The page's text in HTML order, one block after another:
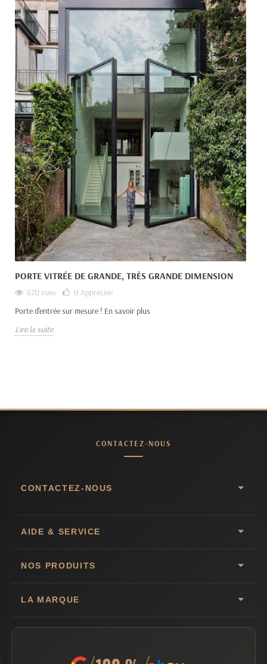
PORTE VITRÉE DE GRANDE, TRÈS GRANDE DIMENSION
670 vues 0 Appréciée
Porte d'entrée sur mesure ! En savoir plus
Lire la suite
CONTACTEZ-NOUS
CONTACTEZ-NOUS
AIDE & SERVICE
NOS PRODUITS
LA MARQUE